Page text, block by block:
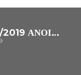
ΔΙΑΚΗΡΥΞΗ ΑΡΙΘ. Δ.Σ. 126 /2019 ΑΝΟΙΚΤΌΣ ΗΛΕΚΤΡΟΝΙΚΌΣ ΔΙΑΓΩΝΙΣΜΌΣ ΚΆΤΩ ΤΩΝ ΟΡΊΩΝ ΓΙΑ ΤΗΝ ΠΡΟΜΉΘΕΙΑ «ΑΝΤΙΔΡΑΣΤΗΡΙΩΝ ANOΣΟΛΟΓΙΚΩΝ ΑΝΑΛΥΣΕΩΝ (ME ΠΑΡΑΧΩΡΗΣΗ ΣΥΝΟΔΟΥ ΕΞΟΠΛΙΣΜΟΥ) (CPV : 33127000-6)» ΤΟΥ Γ. Ν. ΆΡΤΑΣ.